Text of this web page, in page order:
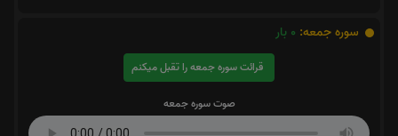
سوره جمعه: 0 بار
قرائت سوره جمعه را تقبل میکنم
صوت سوره جمعه